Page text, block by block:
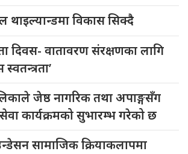
थाइल्यान्डमा विकास सिक्दै
दिवस- वातावरण संरक्षणका लागि
जेष्ठ नागरिक तथा अपाङ्गसँग
कार्यक्रमको सुभारम्भ गरेको छ
सामाजिक क्रियाकलापमा